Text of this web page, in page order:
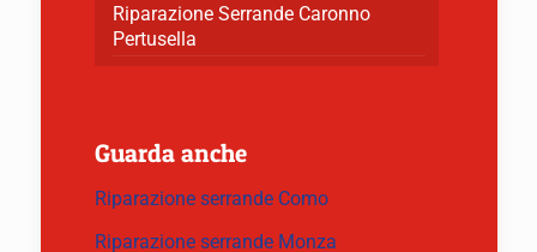
Riparazione Serrande Caronno
Pertusella
Guarda anche
Riparazione serrande Como
Riparazione serrande Monza